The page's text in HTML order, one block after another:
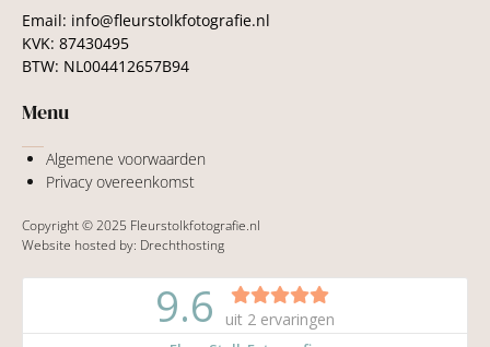
Email: info@fleurstolkfotografie.nl
KVK: 87430495
BTW: NL004412657B94
Menu
Algemene voorwaarden
Privacy overeenkomst
Copyright © 2025 Fleurstolkfotografie.nl
Website hosted by: Drechthosting